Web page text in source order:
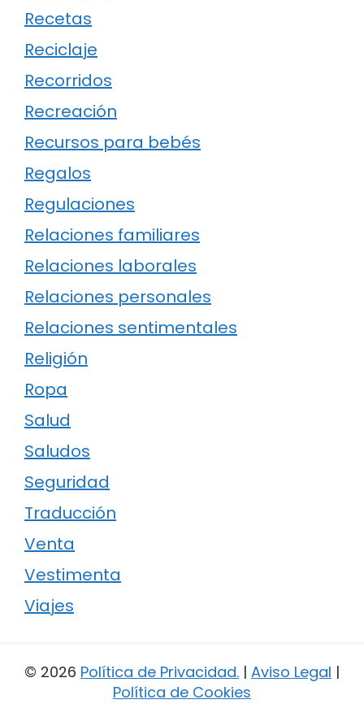
Recetas
Reciclaje
Recorridos
Recreación
Recursos para bebés
Regalos
Regulaciones
Relaciones familiares
Relaciones laborales
Relaciones personales
Relaciones sentimentales
Religión
Ropa
Salud
Saludos
Seguridad
Traducción
Venta
Vestimenta
Viajes
© 2026 Política de Privacidad. | Aviso Legal |
Política de Cookies